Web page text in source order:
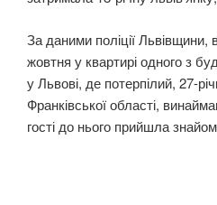
За даними поліції Львівщини,
жовтня у квартирі одного з
у Львові, де потерпілий, 27-
Франківської області,
гості до нього прийшла